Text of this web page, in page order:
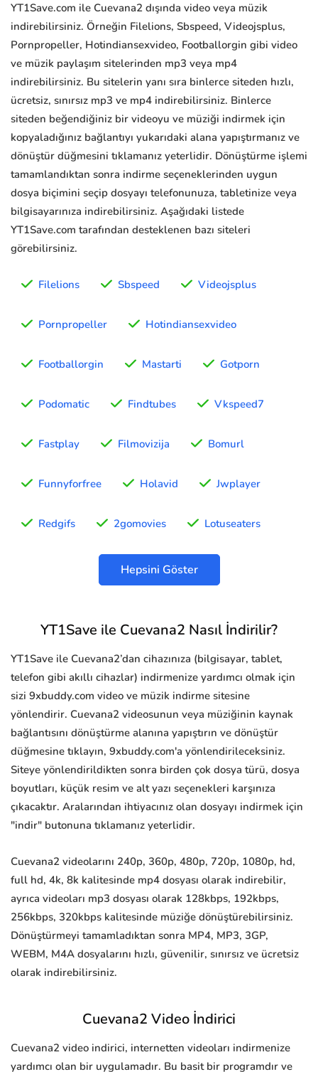
YT1Save.com ile Cuevana2 dışında video veya müzik
indirebilirsiniz. Örneğin Filelions, Sbspeed, Videojsplus,
Pornpropeller, Hotindiansexvideo, Footballorgin gibi video
ve müzik paylaşım sitelerinden mp3 veya mp4
indirebilirsiniz. Bu sitelerin yanı sıra binlerce siteden hızlı,
ücretsiz, sınırsız mp3 ve mp4 indirebilirsiniz. Binlerce
siteden beğendiğiniz bir videoyu ve müziği indirmek için
kopyaladığınız bağlantıyı yukarıdaki alana yapıştırmanız ve
dönüştür düğmesini tıklamanız yeterlidir. Dönüştürme işlemi
tamamlandıktan sonra indirme seçeneklerinden uygun
dosya biçimini seçip dosyayı telefonunuza, tabletinize veya
bilgisayarınıza indirebilirsiniz. Aşağıdaki listede
YT1Save.com tarafından desteklenen bazı siteleri
görebilirsiniz.
Filelions Sbspeed Videojsplus
Pornpropeller Hotindiansexvideo
Footballorgin Mastarti Gotporn
Podomatic Findtubes Vkspeed7
Fastplay Filmovizija Bomurl
Funnyforfree Holavid Jwplayer
Redgifs 2gomovies Lotuseaters
Hepsini Göster
YT1Save ile Cuevana2 Nasıl İndirilir?
YT1Save ile Cuevana2’dan cihazınıza (bilgisayar, tablet,
telefon gibi akıllı cihazlar) indirmenize yardımcı olmak için
sizi 9xbuddy.com video ve müzik indirme sitesine
yönlendirir. Cuevana2 videosunun veya müziğinin kaynak
bağlantısını dönüştürme alanına yapıştırın ve dönüştür
düğmesine tıklayın, 9xbuddy.com'a yönlendirileceksiniz.
Siteye yönlendirildikten sonra birden çok dosya türü, dosya
boyutları, küçük resim ve alt yazı seçenekleri karşınıza
çıkacaktır. Aralarından ihtiyacınız olan dosyayı indirmek için
"indir" butonuna tıklamanız yeterlidir.
Cuevana2 videolarını 240p, 360p, 480p, 720p, 1080p, hd,
full hd, 4k, 8k kalitesinde mp4 dosyası olarak indirebilir,
ayrıca videoları mp3 dosyası olarak 128kbps, 192kbps,
256kbps, 320kbps kalitesinde müziğe dönüştürebilirsiniz.
Dönüştürmeyi tamamladıktan sonra MP4, MP3, 3GP,
WEBM, M4A dosyalarını hızlı, güvenilir, sınırsız ve ücretsiz
olarak indirebilirsiniz.
Cuevana2 Video İndirici
Cuevana2 video indirici, internetten videoları indirmenize
yardımcı olan bir uygulamadır. Bu basit bir programdır ve